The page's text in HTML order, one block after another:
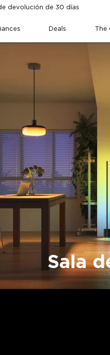
devolución de 30 días
Deals The
Sala